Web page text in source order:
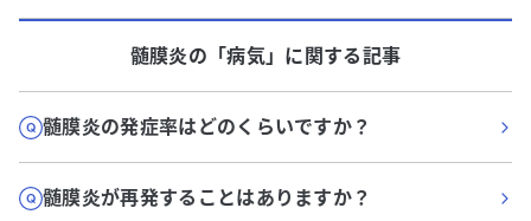
髄膜炎の「病気」に関する記事
髄膜炎の発症率はどのくらいですか？
髄膜炎が再発することはありますか？